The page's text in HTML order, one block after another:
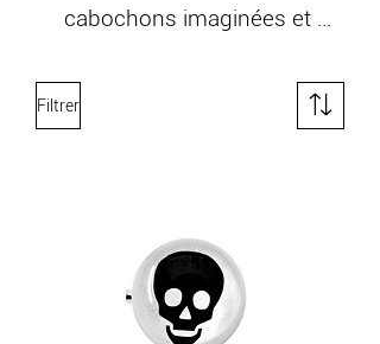
cabochons imaginées et
Sous leurs cabochons
transparents se cachent des
création.
Éditées en mini-séries ou en
Filtrer